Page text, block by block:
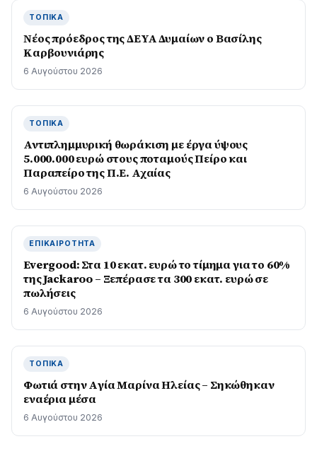
ΤΟΠΙΚΆ
Νέος πρόεδρος της ΔΕΥΑ Δυμαίων ο Βασίλης
Καρβουνιάρης
6 Αυγούστου 2026
ΤΟΠΙΚΆ
Αντιπλημμυρική θωράκιση με έργα ύψους
5.000.000 ευρώ στους ποταμούς Πείρο και
Παραπείρο της Π.Ε. Αχαίας
6 Αυγούστου 2026
ΕΠΙΚΑΙΡΌΤΗΤΑ
Evergood: Στα 10 εκατ. ευρώ το τίμημα για το 60%
της Jackaroo – Ξεπέρασε τα 300 εκατ. ευρώ σε
πωλήσεις
6 Αυγούστου 2026
ΤΟΠΙΚΆ
Φωτιά στην Aγία Μαρίνα Ηλείας – Σηκώθηκαν
εναέρια μέσα
6 Αυγούστου 2026